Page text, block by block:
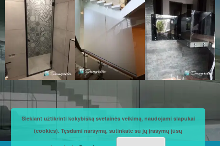
Siekiant užtikrinti kokybišką svetainės veikimą, naudojami slapukai
(cookies). Tęsdami naršymą, sutinkate su jų įrašymų jūsų